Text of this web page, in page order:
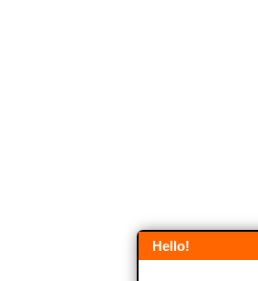
Hello!